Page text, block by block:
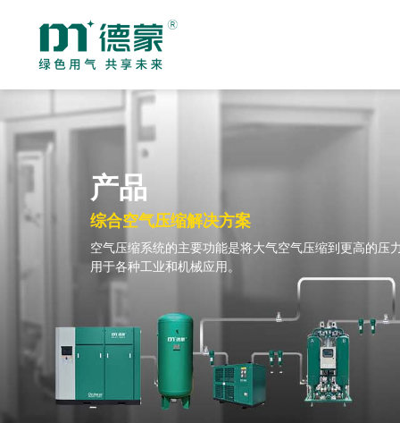
节能型螺杆式空气压缩机
DM-A皮带驱动系列皮带螺杆式空气压缩机
制氮及制氧设备 真空泵
真空泵配套辅助设备
产品
综合空气压缩解决方案
空气压缩系统的主要功能是将大气空气压缩到更高的压
用于各种工业和机械应用。